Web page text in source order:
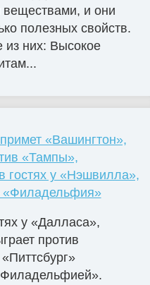
веществами, и они
полезных свойств.
из них: Высокое
«Вашингтон»,
«Тампы»,
гостях у «Нэшвилла»,
«Филадельфия»
у «Далласа»,
против